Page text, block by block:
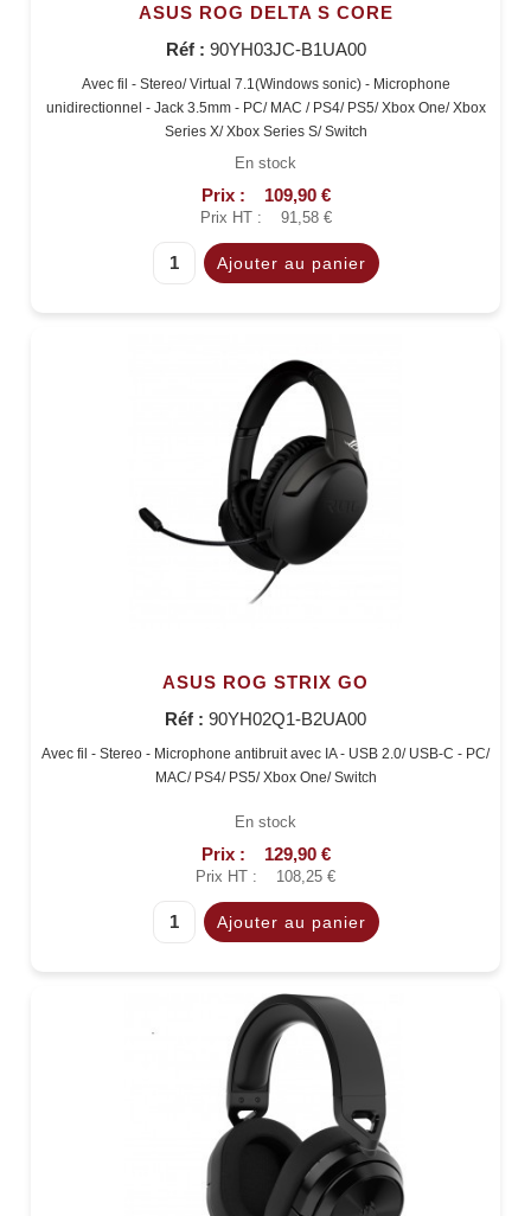
ASUS ROG DELTA S CORE
Réf : 90YH03JC-B1UA00
Avec fil - Stereo/ Virtual 7.1(Windows sonic) - Microphone
unidirectionnel - Jack 3.5mm - PC/ MAC / PS4/ PS5/ Xbox One/ Xbox
Series X/ Xbox Series S/ Switch
En stock
Prix : 109,90 €
Prix HT : 91,58 €
ASUS ROG STRIX GO
Réf : 90YH02Q1-B2UA00
Avec fil - Stereo - Microphone antibruit avec IA - USB 2.0/ USB-C - PC/
MAC/ PS4/ PS5/ Xbox One/ Switch
En stock
Prix : 129,90 €
Prix HT : 108,25 €